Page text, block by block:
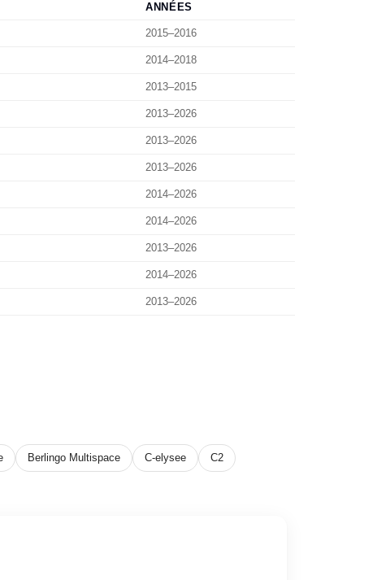
ANNÉES
2015–2016
2014–2018
2013–2015
2013–2026
2013–2026
2013–2026
2014–2026
2014–2026
2013–2026
2014–2026
2013–2026
Berlingo Multispace C-elysee C2